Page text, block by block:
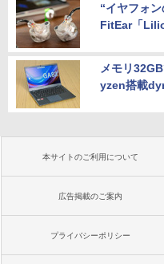
“イヤフォン
FitEar「
メモリ
yzen搭載
本サイトのご利用について
広告掲載のご案内
プライバシーポリシー